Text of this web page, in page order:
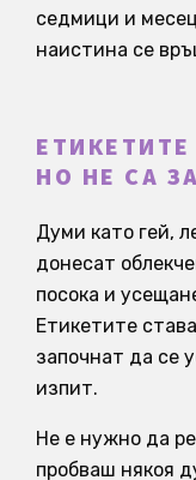
седмици и
наистина се
НО НЕ СА
Думи като гей,
донесат
посока и
Етикетите
започнат да се
изпит.
Не е нужно да
пробваш някоя